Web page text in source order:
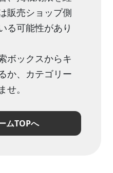
販売ショップ側
る可能性があり
ボックスからキ
か、カテゴリー
。
ムTOPへ